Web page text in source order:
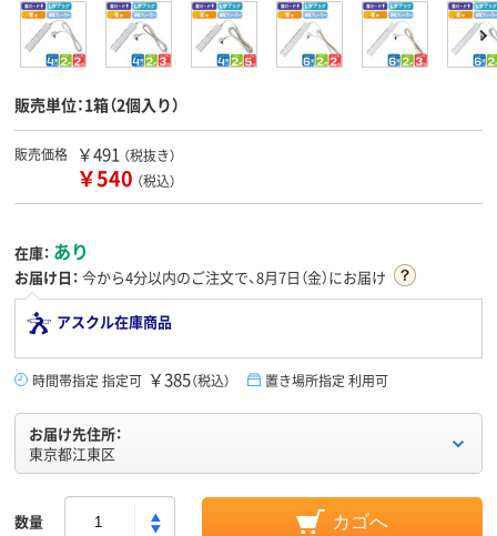
販売単位：1箱（2個入り）
販売価格 ￥491 （税抜き）
￥540 （税込）
在庫： あり
お届け日： 今から4分以内のご注文で、8月7日（金）にお届け
アスクル在庫商品
時間帯指定 指定可 ￥385（税込） 置き場所指定 利用可
お届け先住所：
東京都江東区
数量 カゴへ